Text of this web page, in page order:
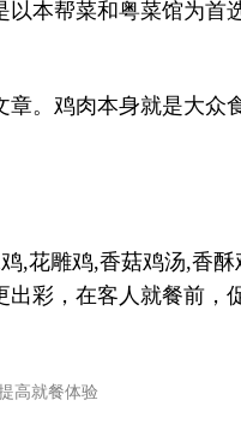
以本帮菜和粤菜馆为首
章。鸡肉本身就是大众
,花雕鸡,香菇鸡汤,香酥
彩，在客人就餐前，
高就餐体验